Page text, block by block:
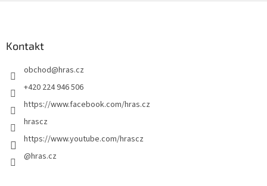
Kontakt
obchod@hras.cz
+420 224 946 506
https://www.facebook.com/hras.cz
hrascz
https://www.youtube.com/hrascz
@hras.cz